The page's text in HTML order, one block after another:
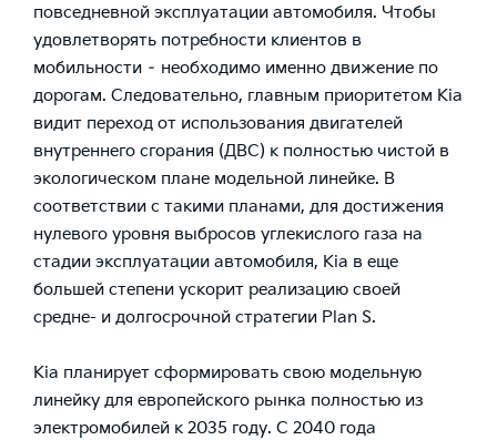
повседневной эксплуатации автомобиля. Чтобы
удовлетворять потребности клиентов в
мобильности – необходимо именно движение по
дорогам. Следовательно, главным приоритетом Kia
видит переход от использования двигателей
внутреннего сгорания (ДВС) к полностью чистой в
экологическом плане модельной линейке. В
соответствии с такими планами, для достижения
нулевого уровня выбросов углекислого газа на
стадии эксплуатации автомобиля, Kia в еще
большей степени ускорит реализацию своей
средне- и долгосрочной стратегии Plan S.
Kia планирует сформировать свою модельную
линейку для европейского рынка полностью из
электромобилей к 2035 году. С 2040 года